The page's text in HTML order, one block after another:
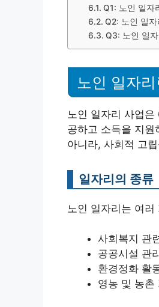
Q1: 노인 일자
Q2: 노인 일
Q3: 노인 일
노인 일자
노인 일자리 사업
공하고 소득을 지
아니라, 사회적 고
일자리의 종류
노인 일자리는 여
사회복지 관
공공시설 관
환경정화 활
영농 및 농촌